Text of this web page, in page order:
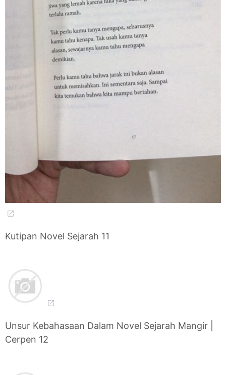
Kutipan Novel Sejarah 11
Unsur Kebahasaan Dalam Novel Sejarah Mangir |
Cerpen 12